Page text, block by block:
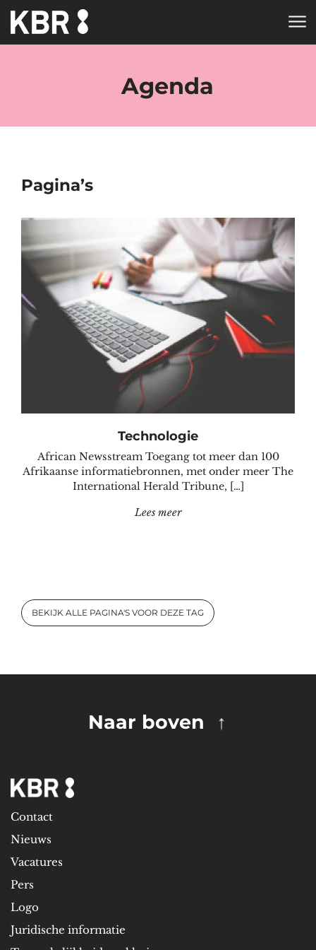
Skip to main content
Agenda
Pagina’s
Technologie
African Newsstream Toegang tot meer dan 100
Afrikaanse informatiebronnen, met onder meer The
International Herald Tribune, […]
Lees meer"Technologie"
BEKIJK ALLE PAGINA'S VOOR DEZE TAG
Naar boven
Contact
Nieuws
Vacatures
Pers
Logo
Juridische informatie